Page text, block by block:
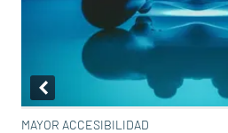
MAYOR ACCESIBILIDAD